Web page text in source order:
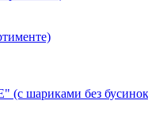
(с шариками без